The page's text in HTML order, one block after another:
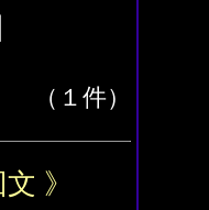
（１件）
》